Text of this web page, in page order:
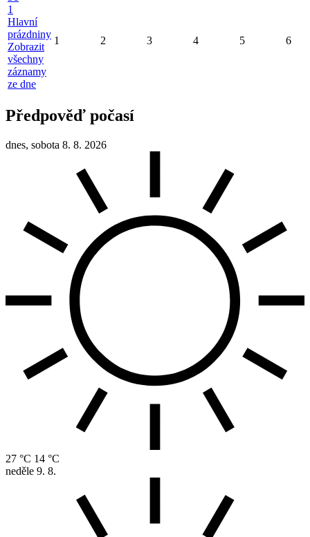
1
Hlavní
prázdniny
Zobrazit
všechny
záznamy
ze dne
1 2 3 4 5 6
Předpověď počasí
dnes, sobota 8. 8. 2026
27 °C 14 °C
neděle 9. 8.